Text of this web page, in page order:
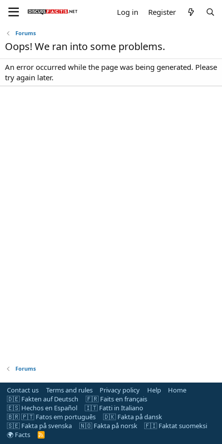
Log in Register
Forums
Oops! We ran into some problems.
An error occurred while the page was being generated. Please
try again later.
Forums
Contact us Terms and rules Privacy policy Help
Home
🇩🇪 Fakten auf Deutsch
🇫🇷 Faits en français
🇪🇸 Hechos en Español
🇮🇹 Fatti in Italiano
🇧🇷 🇵🇹 Fatos em português
🇩🇰 Fakta på dansk
🇸🇪 Fakta på svenska
🇳🇴 Fakta på norsk
🇫🇮 Faktat suomeksi
🌍 Facts
R